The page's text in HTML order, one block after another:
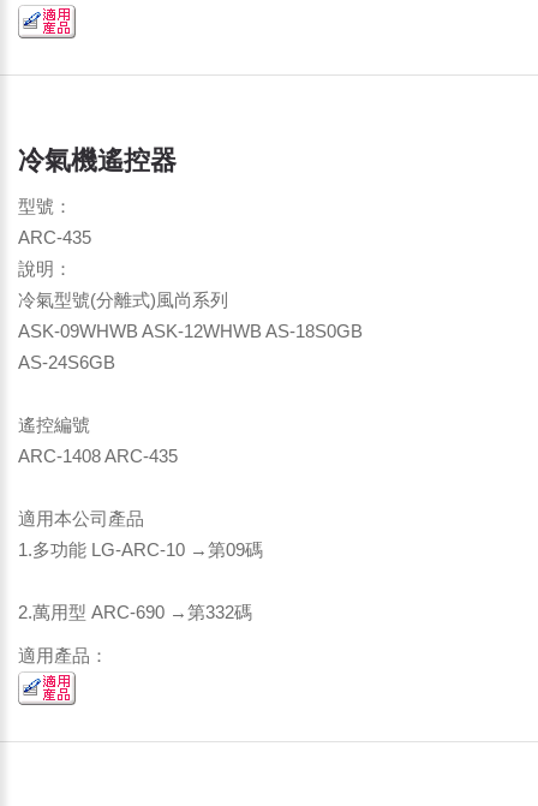
冷氣機遙控器
型號：
ARC-435
說明：
冷氣型號(分離式)風尚系列
ASK-09WHWB ASK-12WHWB AS-18S0GB
AS-24S6GB
遙控編號
ARC-1408 ARC-435
適用本公司產品
1.多功能 LG-ARC-10 →第09碼
2.萬用型 ARC-690 →第332碼
適用產品：